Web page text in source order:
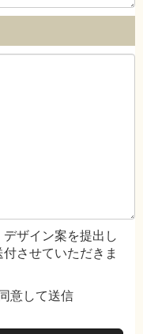
ザイン案を提出し
させていただきま
意して送信